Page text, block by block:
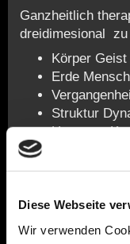
Diese Webseite
Wir verwenden
Ganzheitlich
dreidimesional zu
Körper
Erde
Struktur
Ursprung
Überall im
entgegengesetzte
Wirklichkeit als
als abgrundtiefen